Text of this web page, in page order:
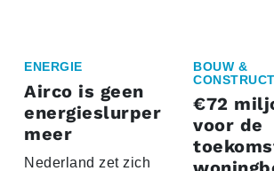
ENERGIE
Airco is geen
energieslurper
meer
Nederland zet zich
BOUW &
€72
voor de